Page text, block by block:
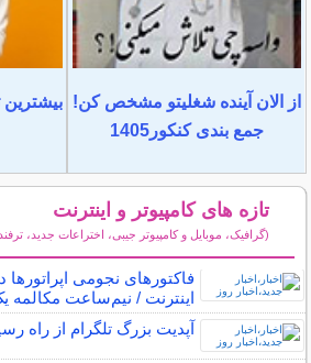
از الان آینده شغلیتو مشخص کن!
جمع بندی کنکور1405
بیشترین
تازه های کامپیوتر و اینترنت
(گرافیک، موبایل و کامپیوتر جیبی، اختراعات جدید،
فاکتورهای نجومی
اینترنت / نیم‌ساعت مکالمه
آپدیت بزرگ تلگرام از راه